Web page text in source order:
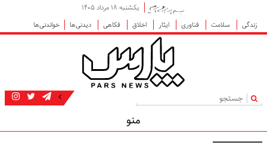
یکشنبه ۱۸ مرداد ۱۴۰۵
زندگی
سلامت فناوری ایثار اخلاق فکاهی دیدنی‌ها خواندنی‌ها
|
منو